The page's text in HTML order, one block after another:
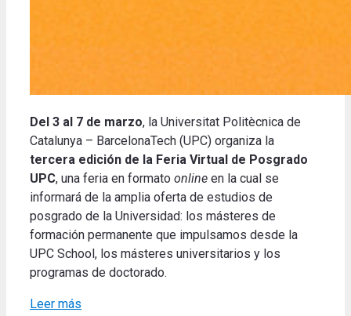
Del 3 al 7 de marzo, la Universitat Politècnica de
Catalunya – BarcelonaTech (UPC) organiza la
tercera edición de la Feria Virtual de Posgrado
UPC, una feria en formato online en la cual se
informará de la amplia oferta de estudios de
posgrado de la Universidad: los másteres de
formación permanente que impulsamos desde la
UPC School, los másteres universitarios y los
programas de doctorado.
Leer más